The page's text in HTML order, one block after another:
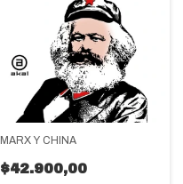
MARX Y CHINA
$42.900,00